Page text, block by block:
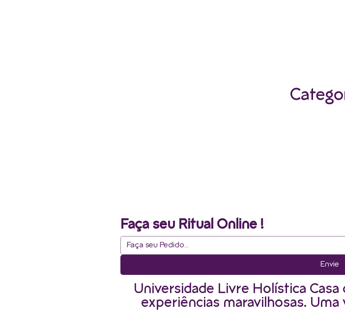
Faça seu Ritual Online !
Envie
Universidade Livre Holística
experiências maravilhosas.